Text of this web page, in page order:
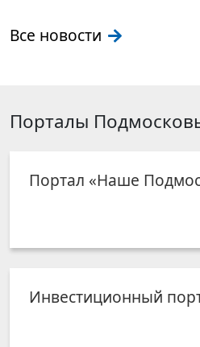
Все новости
Порталы
Портал «Наше
Инвестиционный